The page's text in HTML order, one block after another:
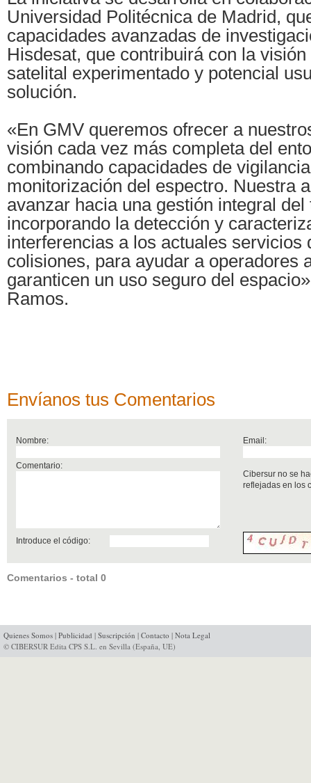
Universidad Politécnica de Madrid,
capacidades avanzadas de
Hisdesat, que contribuirá con la
satelital experimentado y potencial
solución.
«En GMV queremos ofrecer a
visión cada vez más completa del
combinando capacidades de
monitorización del espectro. Nuestra
avanzar hacia una gestión integral
incorporando la detección y
interferencias a los actuales servicios
colisiones, para ayudar a operadores
garanticen un uso seguro del
Ramos.
Envíanos tus Comentarios
Nombre: Email:
Comentario:
Cibersur no se
reflejadas en los
Introduce el código:
Comentarios - total 0
Quienes Somos | Publicidad | Suscripción | Contacto | Nota Legal
© CIBERSUR Edita CPS S.L. en Sevilla (España, UE)